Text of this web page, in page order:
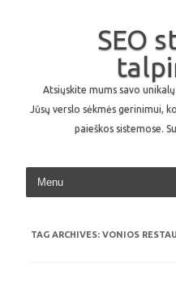
SEO
Atsiųskite mums savo
Jūsų verslo sėkmės gerinimui,
paieškos sistemose.
TAG ARCHIVES: VONIOS